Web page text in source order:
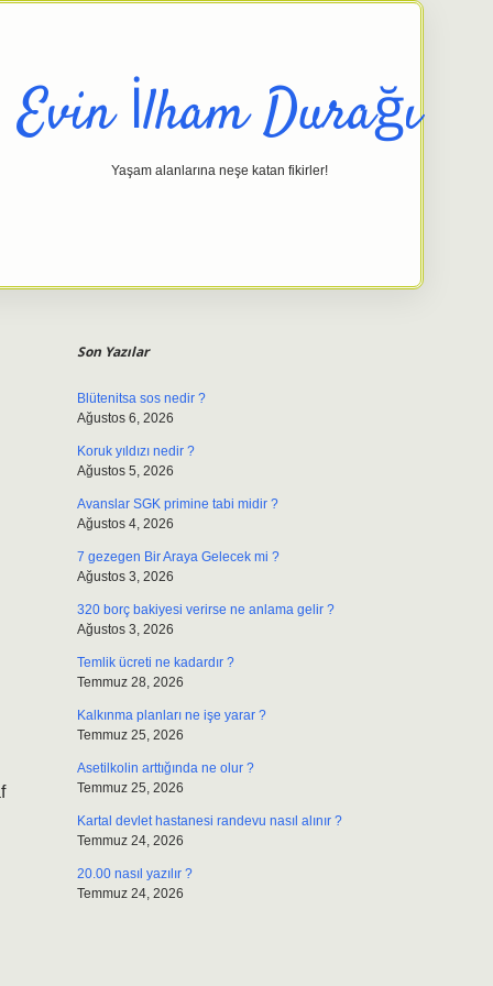
Evin İlham Durağı
Yaşam alanlarına neşe katan fikirler!
Son Yazılar
Blütenitsa sos nedir ?
Ağustos 6, 2026
Koruk yıldızı nedir ?
Ağustos 5, 2026
Avanslar SGK primine tabi midir ?
Ağustos 4, 2026
7 gezegen Bir Araya Gelecek mi ?
Ağustos 3, 2026
320 borç bakiyesi verirse ne anlama gelir ?
Ağustos 3, 2026
Temlik ücreti ne kadardır ?
Temmuz 28, 2026
Kalkınma planları ne işe yarar ?
Temmuz 25, 2026
Asetilkolin arttığında ne olur ?
Temmuz 25, 2026
Kartal devlet hastanesi randevu nasıl alınır ?
Temmuz 24, 2026
20.00 nasıl yazılır ?
Temmuz 24, 2026